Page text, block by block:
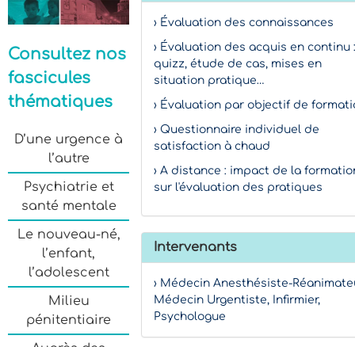
Consultez nos
fascicules
thématiques
D’une urgence à
l’autre
Psychiatrie et
santé mentale
Le nouveau-né,
l’enfant,
l’adolescent
Milieu
pénitentiaire
› Évaluation des connaissances
› Évaluation des acquis en continu :
quizz, étude de cas, mises en
situation pratique…
› Évaluation par objectif de
› Questionnaire individuel de
satisfaction à chaud
› A distance : impact de la
sur l'évaluation des pratiques
Intervenants
› Médecin Anesthésiste-
Médecin Urgentiste, Infirmier,
Psychologue